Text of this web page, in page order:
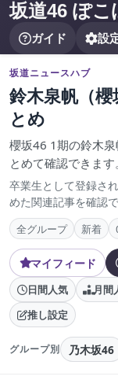
坂道46 ぽ
ガイド 設
坂道ニュースハブ
鈴木泉帆（
とめ
櫻坂46 1期の鈴木
とめて確認できます。
卒業生として登録さ
めた関連記事を確認で
全グループ 新着
マイフィード
日間人気 月間
推し設定
グループ別 乃木坂46